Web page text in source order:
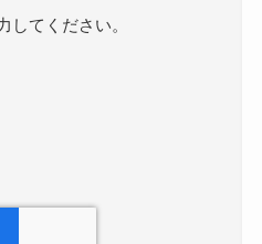
してください。